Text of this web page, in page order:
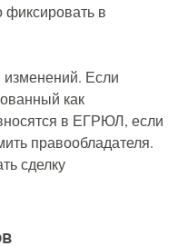
фиксировать в
Если
как
в ЕГРЮЛ, если
правообладателя.
сделку